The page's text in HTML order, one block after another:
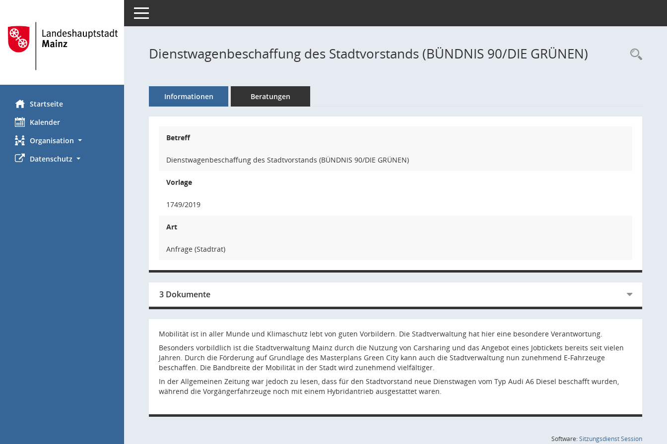
Startseite
Kalender
Organisation
Datenschutz
Toggle navigation
Dienstwagenbeschaffung des Stadtvorstands (BÜNDNIS 90/DIE GRÜNEN)
Informationen Beratungen
Betreff
Dienstwagenbeschaffung des Stadtvorstands (BÜNDNIS 90/DIE GRÜNEN)
Vorlage
1749/2019
Art
Anfrage (Stadtrat)
3 Dokumente
Mobilität ist in aller Munde und Klimaschutz lebt von guten Vorbildern. Die Stadtverwaltung hat hier eine besondere Verantwortung.
Besonders vorbildlich ist die Stadtverwaltung Mainz durch die Nutzung von Carsharing und das Angebot eines Jobtickets bereits seit vielen
Jahren. Durch die Förderung auf Grundlage des Masterplans Green City kann auch die Stadtverwaltung nun zunehmend E-Fahrzeuge
beschaffen. Die Bandbreite der Mobilität in der Stadt wird zunehmend vielfältiger.
In der Allgemeinen Zeitung war jedoch zu lesen, dass für den Stadtvorstand neue Dienstwagen vom Typ Audi A6 Diesel beschafft wurden,
während die Vorgängerfahrzeuge noch mit einem Hybridantrieb ausgestattet waren.
Software:SitzungsdienstSession(Wird in